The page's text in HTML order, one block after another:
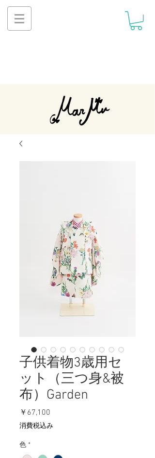
子供着物3歳用セ
ット（三つ身&被
布）Garden
￥67,100
格
消費税込み
色 *